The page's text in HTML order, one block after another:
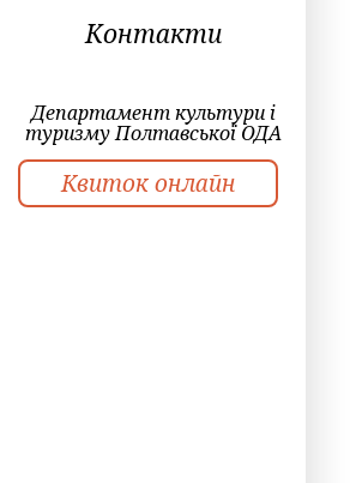
Контакти
Департамент культури і
туризму Полтавської ОДА
Квиток онлайн